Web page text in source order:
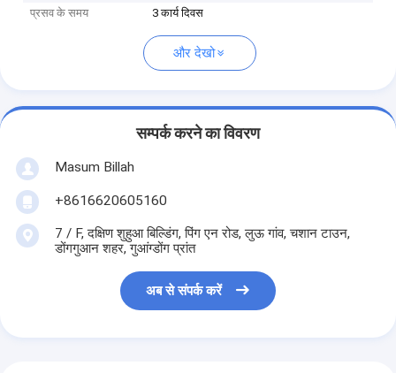
प्रसव के समय
3 कार्य दिवस
और देखो
सम्पर्क करने का विवरण
Masum Billah
+8616620605160
7 / F, दक्षिण शुहुआ बिल्डिंग, पिंग एन रोड, लुऊ गांव, चशान टाउन,
डोंगगुआन शहर, गुआंग्डोंग प्रांत
अब से संपर्क करें